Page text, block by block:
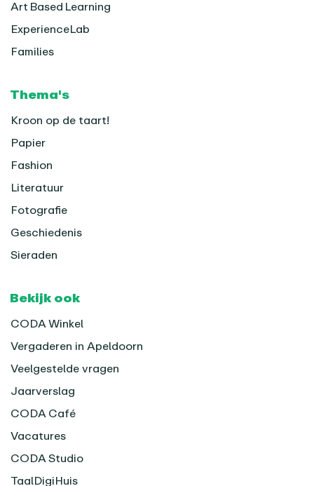
Art Based Learning
ExperienceLab
Families
Thema's
Kroon op de taart!
Papier
Fashion
Literatuur
Fotografie
Geschiedenis
Sieraden
Bekijk ook
CODA Winkel
Vergaderen in Apeldoorn
Veelgestelde vragen
Jaarverslag
CODA Café
Vacatures
CODA Studio
TaalDigiHuis